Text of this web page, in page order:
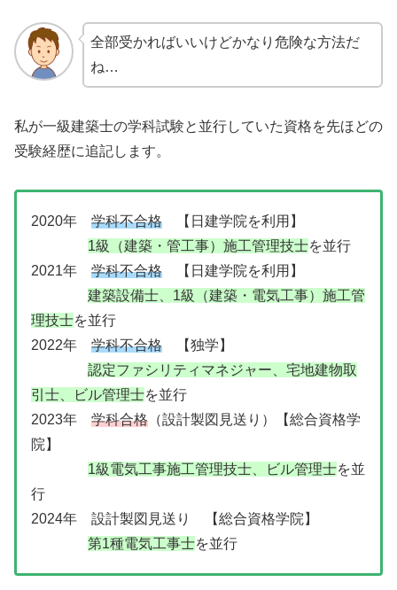
全部受かればいいけどかなり危険な方法だ
ね…
私が一級建築士の学科試験と並行していた資格を先ほどの
受験経歴に追記します。
2020年 学科不合格 【日建学院を利用】
1級（建築・管工事）施工管理技士を並行
2021年 学科不合格 【日建学院を利用】
建築設備士、1級（建築・電気工事）施工管
理技士を並行
2022年 学科不合格 【独学】
認定ファシリティマネジャー、宅地建物取
引士、ビル管理士を並行
2023年 学科合格 （設計製図見送り）【総合資格学
院】
1級電気工事施工管理技士、ビル管理士を並
行
2024年 設計製図見送り 【総合資格学院】
第1種電気工事士を並行